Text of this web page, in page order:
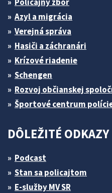
Azyl a migrácia
Verejná správa
Hasiči a záchranári
Krízové riadenie
Schengen
Rozvoj občianskej
Športové centrum
DÔLEŽITÉ ODKAZY
Podcast
Stan sa policajtom
E-služby MV SR